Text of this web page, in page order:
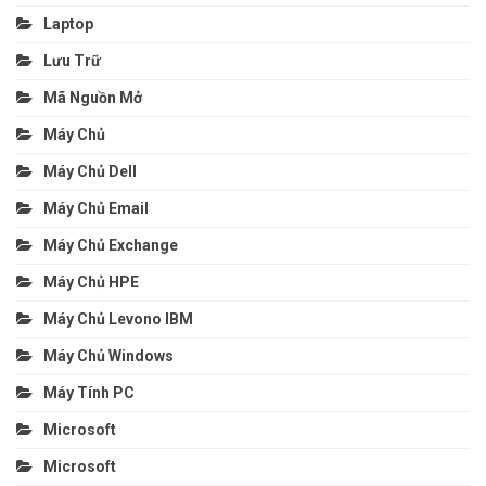
Laptop
Lưu Trữ
Mã Nguồn Mở
Máy Chủ
Máy Chủ Dell
Máy Chủ Email
Máy Chủ Exchange
Máy Chủ HPE
Máy Chủ Levono IBM
Máy Chủ Windows
Máy Tính PC
Microsoft
Microsoft